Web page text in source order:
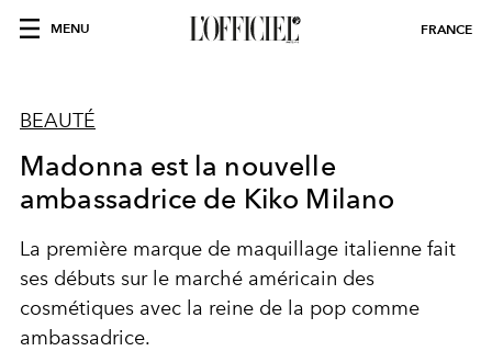
MENU FRANCE
BEAUTÉ
Madonna est la nouvelle
ambassadrice de Kiko Milano
La première marque de maquillage italienne fait
ses débuts sur le marché américain des
cosmétiques avec la reine de la pop comme
ambassadrice.